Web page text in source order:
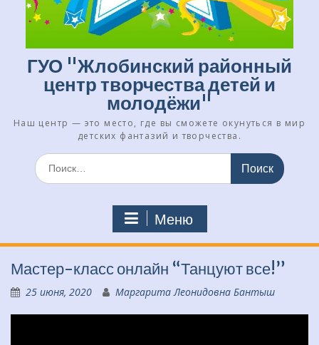
ГУО "Жлобинский районный
центр творчества детей и
молодёжи"
Наш центр — это место, где вы сможете окунуться в мир
детских фантазий и творчества.
Искать:
Меню
Мастер-класс онлайн “Танцуют все!”
25 июня, 2020 Маргарита Леонидовна Бантыш